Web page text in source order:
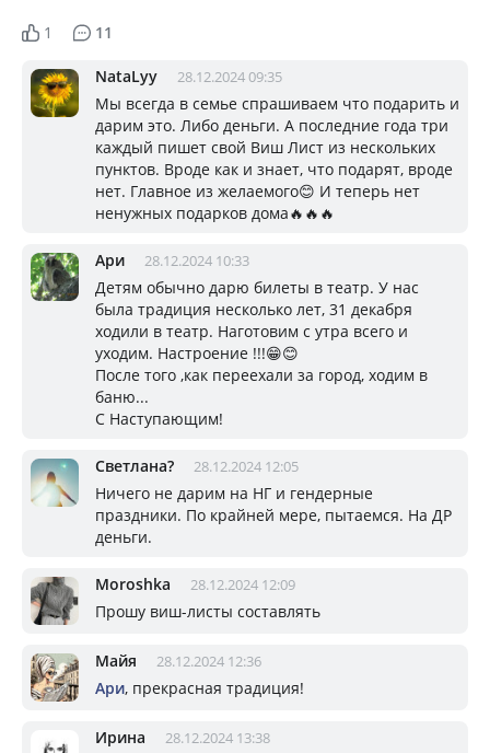
1 11
NataLyy 28.12.2024 09:35
Мы всегда в семье спрашиваем что подарить и
дарим это. Либо деньги. А последние года три
каждый пишет свой Виш Лист из нескольких
пунктов. Вроде как и знает, что подарят, вроде
нет. Главное из желаемого😊 И теперь нет
ненужных подарков дома🔥🔥🔥
Ари 28.12.2024 10:33
Детям обычно дарю билеты в театр. У нас
была традиция несколько лет, 31 декабря
ходили в театр. Наготовим с утра всего и
уходим. Настроение !!!😁😊
После того ,как переехали за город, ходим в
баню...
С Наступающим!
Светлана? 28.12.2024 12:05
Ничего не дарим на НГ и гендерные
праздники. По крайней мере, пытаемся. На ДР
деньги.
Moroshka 28.12.2024 12:09
Прошу виш-листы составлять
Майя 28.12.2024 12:36
Ари, прекрасная традиция!
Ирина 28.12.2024 13:38